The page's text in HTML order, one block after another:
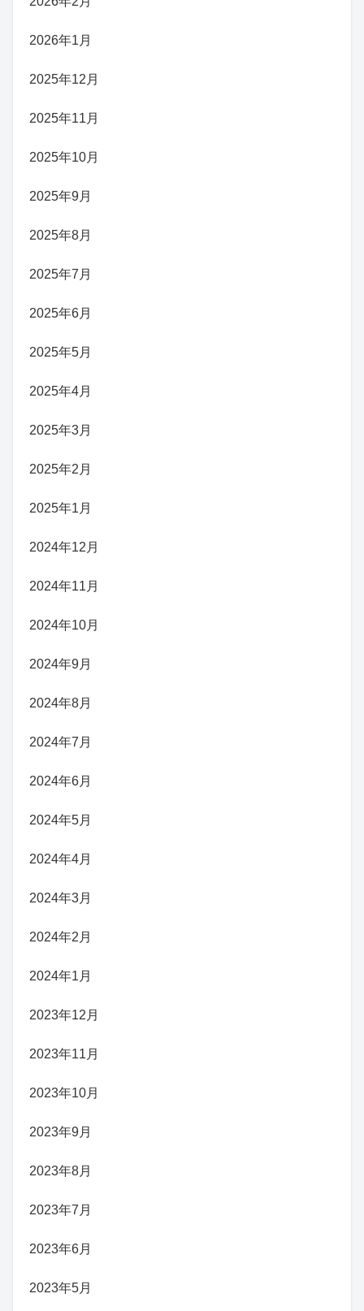
2026年1月
2025年12月
2025年11月
2025年10月
2025年9月
2025年8月
2025年7月
2025年6月
2025年5月
2025年4月
2025年3月
2025年2月
2025年1月
2024年12月
2024年11月
2024年10月
2024年9月
2024年8月
2024年7月
2024年6月
2024年5月
2024年4月
2024年3月
2024年2月
2024年1月
2023年12月
2023年11月
2023年10月
2023年9月
2023年8月
2023年7月
2023年6月
2023年5月